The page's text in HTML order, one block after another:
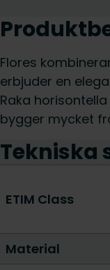
Flores
erbjuder en
Raka
bygger mycket
Tekniska
ETIM Class
Material